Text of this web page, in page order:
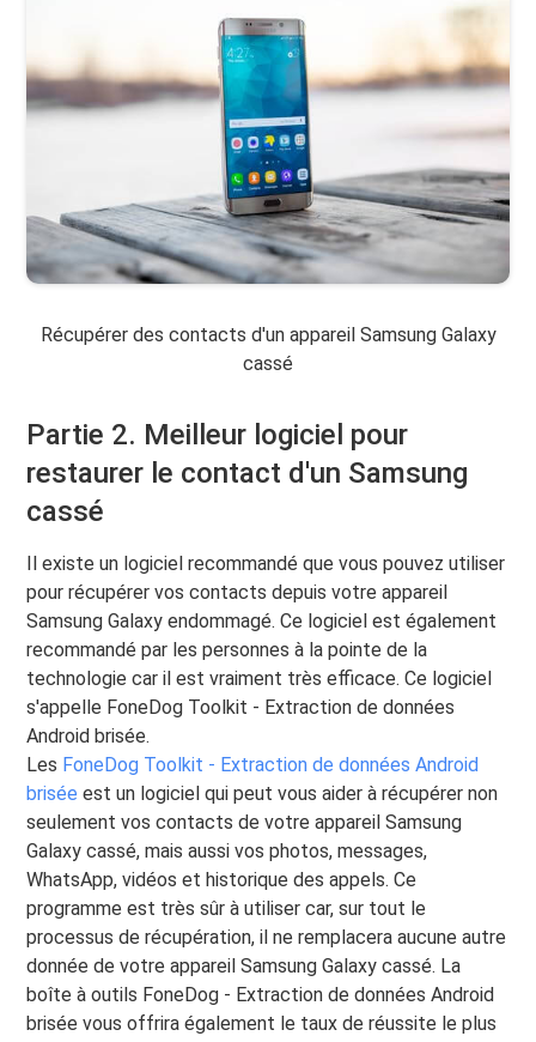
Récupérer des contacts d'un appareil Samsung Galaxy
cassé
Partie 2. Meilleur logiciel pour
restaurer le contact d'un Samsung
cassé
Il existe un logiciel recommandé que vous pouvez utiliser
pour récupérer vos contacts depuis votre appareil
Samsung Galaxy endommagé. Ce logiciel est également
recommandé par les personnes à la pointe de la
technologie car il est vraiment très efficace. Ce logiciel
s'appelle FoneDog Toolkit - Extraction de données
Android brisée.
Les FoneDog Toolkit - Extraction de données Android
brisée est un logiciel qui peut vous aider à récupérer non
seulement vos contacts de votre appareil Samsung
Galaxy cassé, mais aussi vos photos, messages,
WhatsApp, vidéos et historique des appels. Ce
programme est très sûr à utiliser car, sur tout le
processus de récupération, il ne remplacera aucune autre
donnée de votre appareil Samsung Galaxy cassé. La
boîte à outils FoneDog - Extraction de données Android
brisée vous offrira également le taux de réussite le plus